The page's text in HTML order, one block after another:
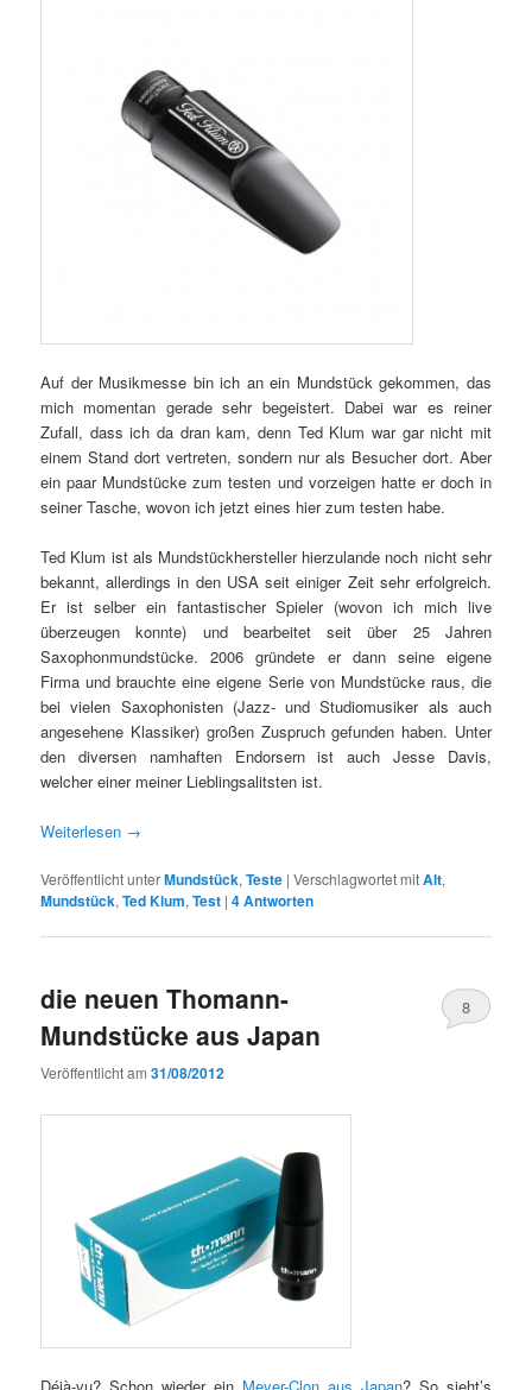
Auf der Musikmesse bin ich an ein Mundstück gekommen, das
mich momentan gerade sehr begeistert. Dabei war es reiner
Zufall, dass ich da dran kam, denn Ted Klum war gar nicht mit
einem Stand dort vertreten, sondern nur als Besucher dort. Aber
ein paar Mundstücke zum testen und vorzeigen hatte er doch in
seiner Tasche, wovon ich jetzt eines hier zum testen habe.
Ted Klum ist als Mundstückhersteller hierzulande noch nicht sehr
bekannt, allerdings in den USA seit einiger Zeit sehr erfolgreich.
Er ist selber ein fantastischer Spieler (wovon ich mich live
überzeugen konnte) und bearbeitet seit über 25 Jahren
Saxophonmundstücke. 2006 gründete er dann seine eigene
Firma und brauchte eine eigene Serie von Mundstücke raus, die
bei vielen Saxophonisten (Jazz- und Studiomusiker als auch
angesehene Klassiker) großen Zuspruch gefunden haben. Unter
den diversen namhaften Endorsern ist auch Jesse Davis,
welcher einer meiner Lieblingsalitsten ist.
Weiterlesen →
Veröffentlicht unterMundstück,Teste |Verschlagwortet mitAlt,
Mundstück,Ted Klum,Test |4Antworten
die neuen Thomann-
Mundstücke aus Japan
Veröffentlicht am31/08/2012
8